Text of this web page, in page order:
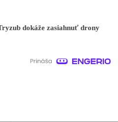
dokáže zasiahnuť drony